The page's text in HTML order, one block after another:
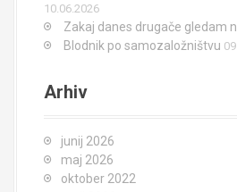
10.06.2026
Zakaj danes drugače gledam
Blodnik po samozaložništvu
Arhiv
junij 2026
maj 2026
oktober 2022